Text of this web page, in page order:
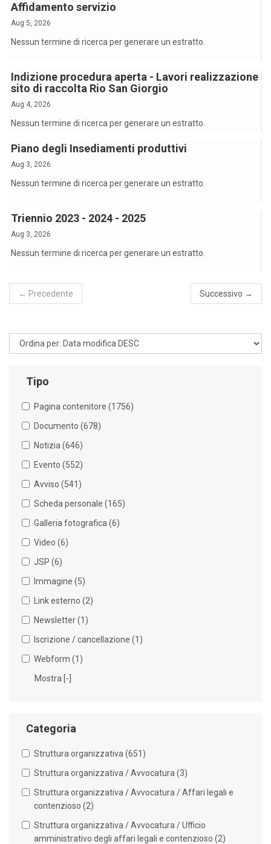
Affidamento servizio
Aug 5, 2026
Nessun termine di ricerca per generare un estratto.
Indizione procedura aperta - Lavori realizzazione
sito di raccolta Rio San Giorgio
Aug 4, 2026
Nessun termine di ricerca per generare un estratto.
Piano degli Insediamenti produttivi
Aug 3, 2026
Nessun termine di ricerca per generare un estratto.
Triennio 2023 - 2024 - 2025
Aug 3, 2026
Nessun termine di ricerca per generare un estratto.
← Precedente Successivo →
Tipo
Pagina contenitore (1756)
Documento (678)
Notizia (646)
Evento (552)
Avviso (541)
Scheda personale (165)
Galleria fotografica (6)
Video (6)
JSP (6)
Immagine (5)
Link esterno (2)
Newsletter (1)
Iscrizione / cancellazione (1)
Webform (1)
Mostra [-]
Categoria
Struttura organizzativa (651)
Struttura organizzativa / Avvocatura (3)
Struttura organizzativa / Avvocatura / Affari legali e
contenzioso (2)
Struttura organizzativa / Avvocatura / Ufficio
amministrativo degli affari legali e contenzioso (2)